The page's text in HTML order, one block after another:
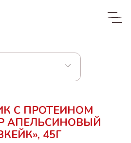
NEW
С ПРОТЕИНОМ
АПЕЛЬСИНОВЫЙ
45Г